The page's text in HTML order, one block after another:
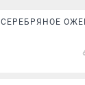
СЕРЕБРЯНОЕ